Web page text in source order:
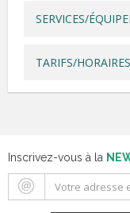
SERVICES/
TARIFS/HORAIRES
Inscrivez-vous à la